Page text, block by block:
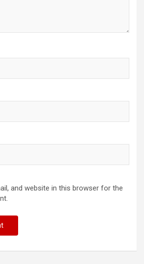
and website in this browser for the